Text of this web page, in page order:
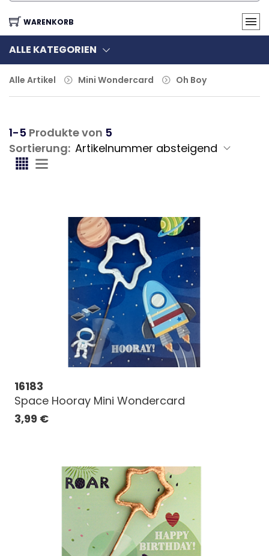
WARENKORB
ALLE KATEGORIEN
Alle Artikel Mini Wondercard Oh Boy
1-5 Produkte von 5
Sortierung:
16183
Space Hooray Mini Wondercard
3,99 €